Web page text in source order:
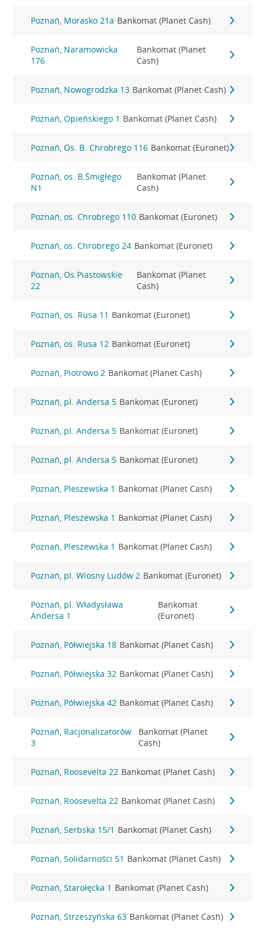
Poznań, Morasko 21a Bankomat (Planet Cash)
Poznań, Naramowicka
176
Bankomat (Planet
Cash)
Poznań, Nowogrodzka 13 Bankomat (Planet Cash)
Poznań, Opieńskiego 1 Bankomat (Planet Cash)
Poznań, Os. B. Chrobrego 116 Bankomat (Euronet)
Poznań, os. B.Śmigłego
N1
Bankomat (Planet
Cash)
Poznań, os. Chrobrego 110 Bankomat (Euronet)
Poznań, os. Chrobrego 24 Bankomat (Euronet)
Poznań, Os.Piastowskie
22
Bankomat (Planet
Cash)
Poznań, os. Rusa 11 Bankomat (Euronet)
Poznań, os. Rusa 12 Bankomat (Euronet)
Poznań, Piotrowo 2 Bankomat (Planet Cash)
Poznań, pl. Andersa 5 Bankomat (Euronet)
Poznań, pl. Andersa 5 Bankomat (Euronet)
Poznań, pl. Andersa 5 Bankomat (Euronet)
Poznań, Pleszewska 1 Bankomat (Planet Cash)
Poznań, Pleszewska 1 Bankomat (Planet Cash)
Poznań, Pleszewska 1 Bankomat (Planet Cash)
Poznań, pl. Wiosny Ludów 2 Bankomat (Euronet)
Poznań, pl. Władysława
Andersa 1
Bankomat
(Euronet)
Poznań, Półwiejska 18 Bankomat (Planet Cash)
Poznań, Półwiejska 32 Bankomat (Planet Cash)
Poznań, Półwiejska 42 Bankomat (Planet Cash)
Poznań, Racjonalizatorów
3
Bankomat (Planet
Cash)
Poznań, Roosevelta 22 Bankomat (Planet Cash)
Poznań, Roosevelta 22 Bankomat (Planet Cash)
Poznań, Serbska 15/1 Bankomat (Planet Cash)
Poznań, Solidarności 51 Bankomat (Planet Cash)
Poznań, Starołęcka 1 Bankomat (Planet Cash)
Poznań, Strzeszyńska 63 Bankomat (Planet Cash)